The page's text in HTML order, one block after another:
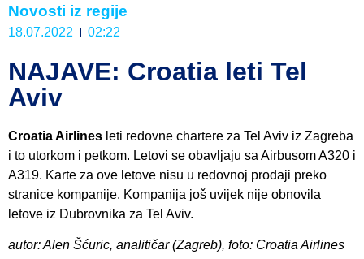
Novosti iz regije
18.07.2022 02:22
NAJAVE: Croatia leti Tel
Aviv
Croatia Airlines leti redovne chartere za Tel Aviv iz Zagreba
i to utorkom i petkom. Letovi se obavljaju sa Airbusom A320 i
A319. Karte za ove letove nisu u redovnoj prodaji preko
stranice kompanije. Kompanija još uvijek nije obnovila
letove iz Dubrovnika za Tel Aviv.
autor: Alen Šćuric, analitičar (Zagreb), foto: Croatia Airlines